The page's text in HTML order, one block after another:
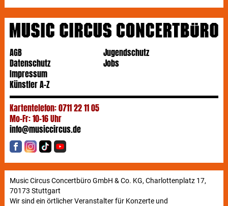
AGB
Datenschutz
Impressum
Jugendschutz
Jobs
Künstler A-Z
Kartentelefon: 0711 22 11 05
Mo-Fr: 10-16 Uhr
info@musiccircus.de
Music Circus Concertbüro GmbH & Co. KG, Charlottenplatz 17,
70173 Stuttgart
Wir sind ein örtlicher Veranstalter für Konzerte und